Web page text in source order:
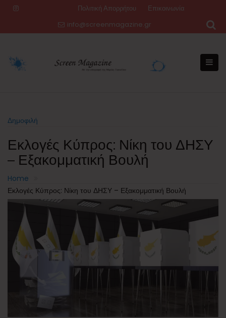
Πολιτική Απορρήτου
Επικοινωνία
info@screenmagazine.gr
Δημοφιλή
Εκλογές Κύπρος: Νίκη του ΔΗΣΥ
– Εξακομματική Βουλή
Home
Εκλογές Κύπρος: Νίκη του ΔΗΣΥ – Εξακομματική Βουλή